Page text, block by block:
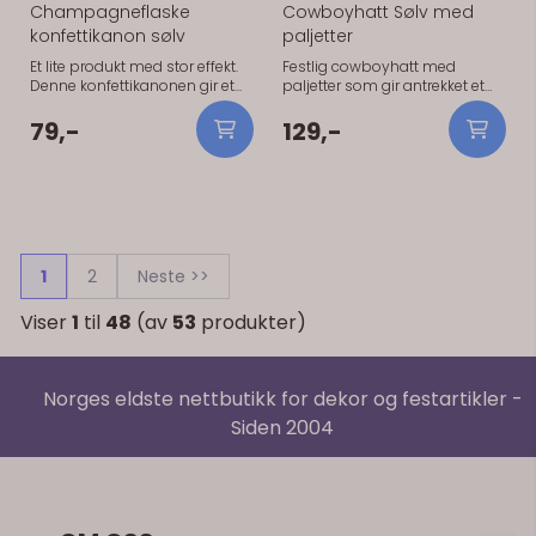
Champagneflaske
konfettikanon sølv
Et lite produkt med stor effekt.
Denne konfettikanonen gir et
raskt løft til festen – perfekt når
du vil skape et tydelig
“øyeblikk” uten mye
nyttårsfeiring. Det beste er hvor
enkelt det er: én vridning – og
du har plutselig et høydepunkt.
Praktisk info: 20,5 cm lengde
Sølvfarget konfetti Klar til bruk
👉 Tips: Kombiner flere
79,-
Cowboyhatt Sølv med
paljetter
Festlig cowboyhatt med
paljetter som gir antrekket et
ekstra blikkfang. Perfekt til
temafester, festivaler,
utdrikningslag og
129,-
1 2 Neste >>
Viser1 til 48 (av 53 produkter)
Norges eldste nettbutikk for dekor og festartikler -
Siden 2004